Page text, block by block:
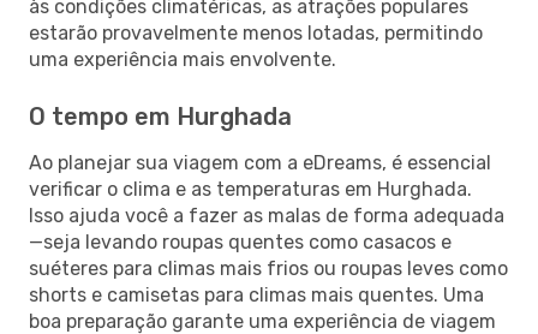
às condições climatéricas, as atrações populares
estarão provavelmente menos lotadas, permitindo
uma experiência mais envolvente.
O tempo em Hurghada
Ao planejar sua viagem com a eDreams, é essencial
verificar o clima e as temperaturas em Hurghada.
Isso ajuda você a fazer as malas de forma adequada
—seja levando roupas quentes como casacos e
suéteres para climas mais frios ou roupas leves como
shorts e camisetas para climas mais quentes. Uma
boa preparação garante uma experiência de viagem